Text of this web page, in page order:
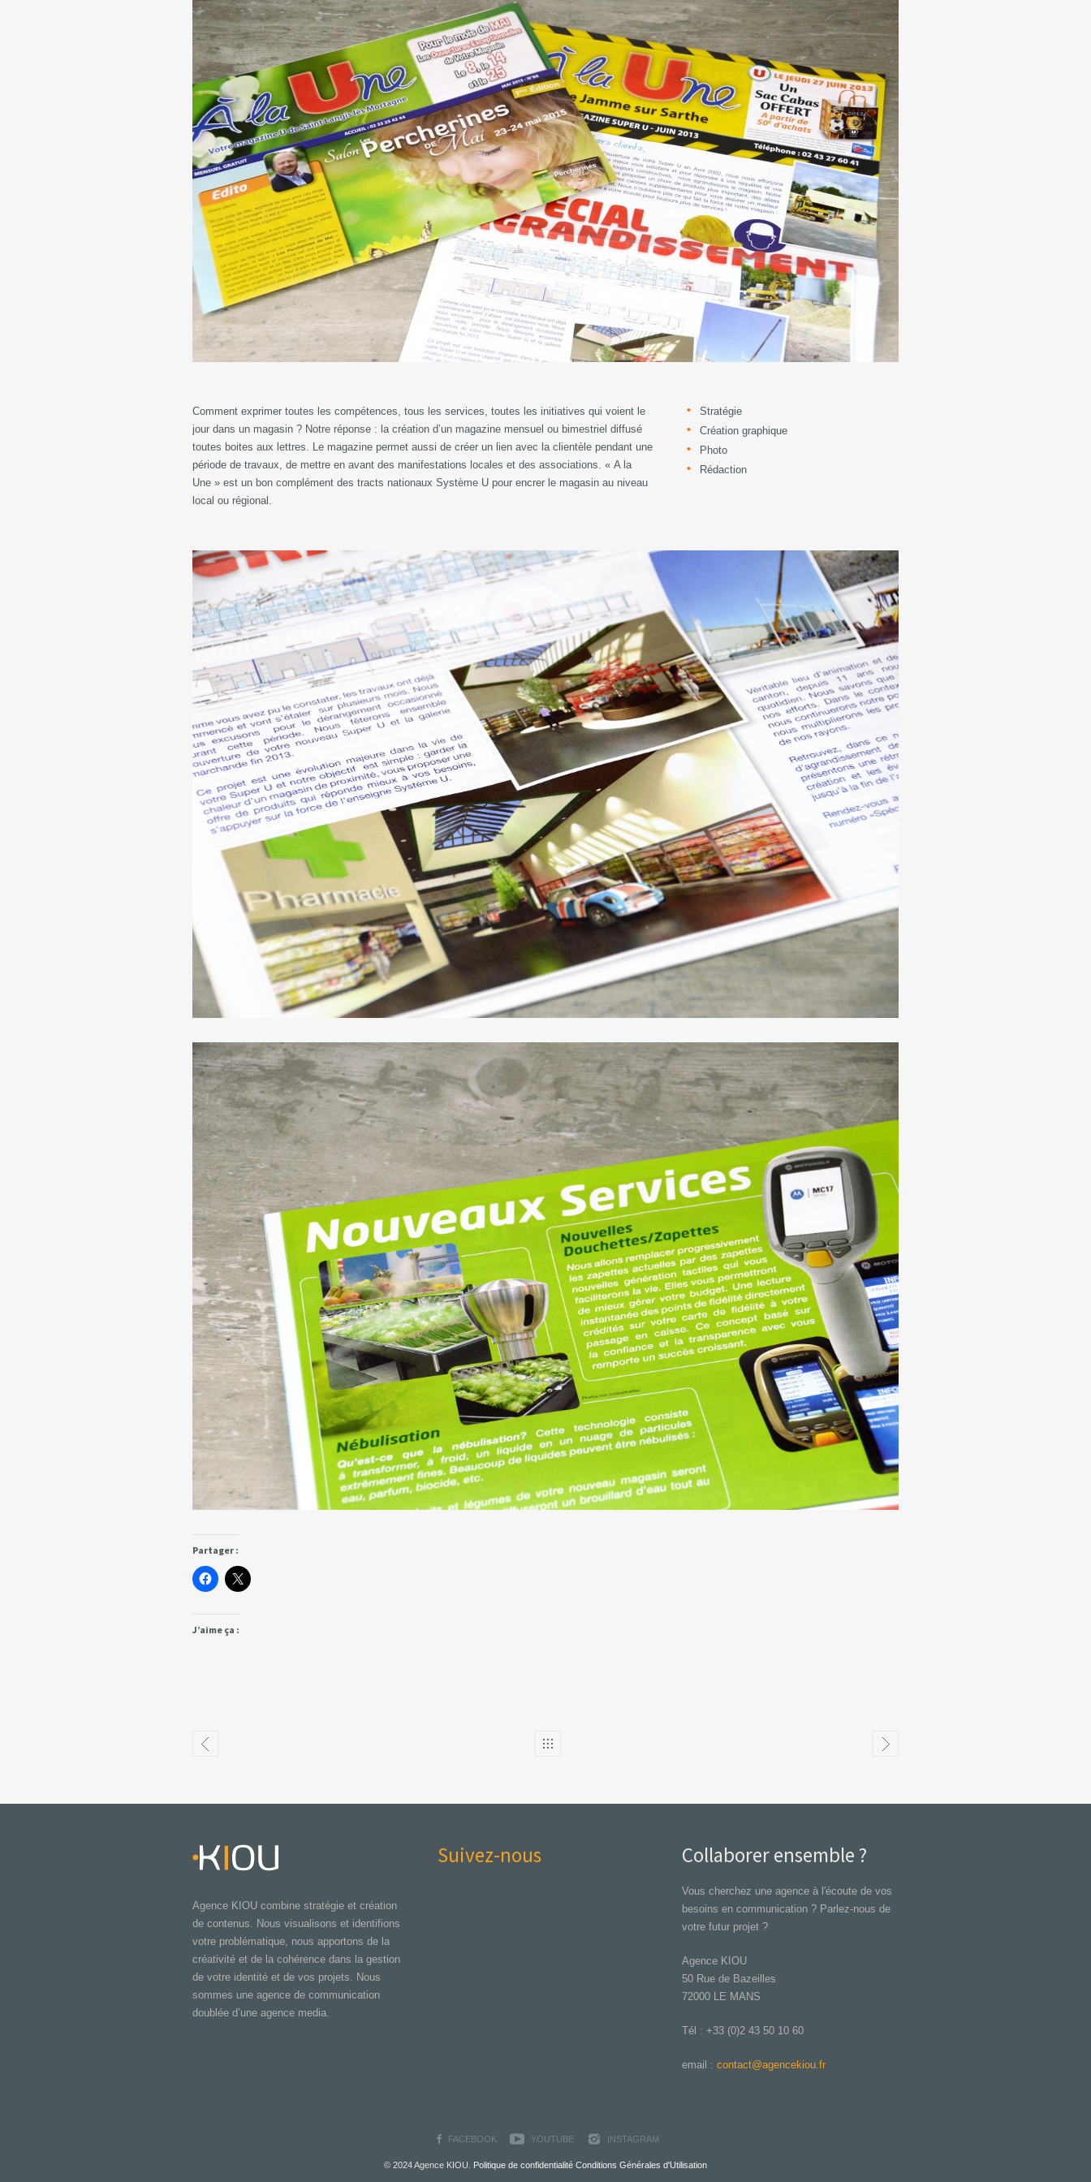
Comment exprimer toutes les compétences, tous les services, toutes les initiatives qui voient le
jour dans un magasin ? Notre réponse : la création d’un magazine mensuel ou bimestriel diffusé
toutes boites aux lettres. Le magazine permet aussi de créer un lien avec la clientèle pendant une
période de travaux, de mettre en avant des manifestations locales et des associations. « A la
Une » est un bon complément des tracts nationaux Système U pour encrer le magasin au niveau
local ou régional.
Stratégie
Création graphique
Photo
Rédaction
Partager :
J’aime ça :
Agence KIOU combine stratégie et création
de contenus. Nous visualisons et identifions
votre problématique, nous apportons de la
créativité et de la cohérence dans la gestion
de votre identité et de vos projets. Nous
sommes une agence de communication
doublée d’une agence media.
Suivez-nous Collaborer ensemble ?
Vous cherchez une agence à l'écoute de vos
besoins en communication ? Parlez-nous de
votre futur projet ?
Agence KIOU
50 Rue de Bazeilles
72000 LE MANS
Tél : +33 (0)2 43 50 10 60
email :contact@agencekiou.fr
FACEBOOK YOUTUBE INSTAGRAM
© 2024 Agence KIOU. Politique de confidentialité Conditions Générales d'Utilisation